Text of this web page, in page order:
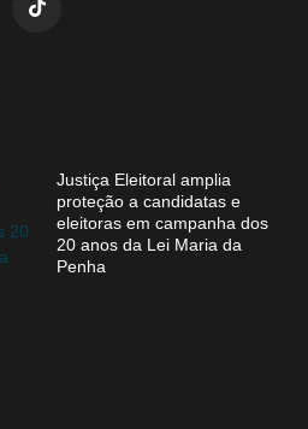
Justiça Eleitoral amplia
proteção a candidatas e
eleitoras em campanha dos
20 anos da Lei Maria da
Penha